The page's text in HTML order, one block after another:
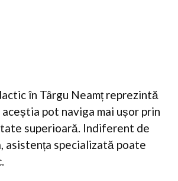
în Târgu Neamț reprezintă
pot naviga mai ușor prin
superioară. Indiferent de
asistența specializată poate